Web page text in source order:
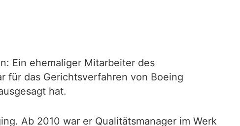
Ein ehemaliger Mitarbeiter des
für das Gerichtsverfahren von Boeing
hat.
Ab 2010 war er Qualitätsmanager im Werk